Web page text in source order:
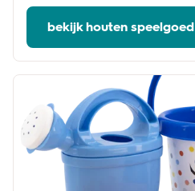
bekijk houten speelgoed